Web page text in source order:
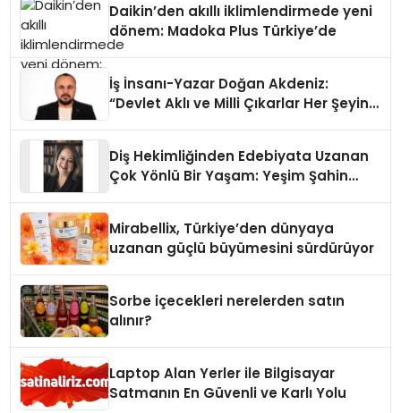
Daikin’den akıllı iklimlendirmede yeni
dönem: Madoka Plus Türkiye’de
İş İnsanı-Yazar Doğan Akdeniz:
“Devlet Aklı ve Milli Çıkarlar Her Şeyin
Diş Hekimliğinden Edebiyata Uzanan
Çok Yönlü Bir Yaşam: Yeşim Şahin
Mirabellix, Türkiye’den dünyaya
uzanan güçlü büyümesini sürdürüyor
Sorbe içecekleri nerelerden satın
alınır?
Laptop Alan Yerler ile Bilgisayar
Satmanın En Güvenli ve Karlı Yolu